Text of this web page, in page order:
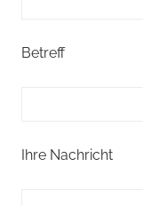
Betreff
Ihre Nachricht